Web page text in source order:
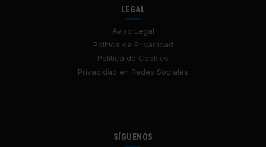
LEGAL
Aviso Legal
Política de Privacidad
Política de Cookies
Privacidad en Redes Sociales
SÍGUENOS